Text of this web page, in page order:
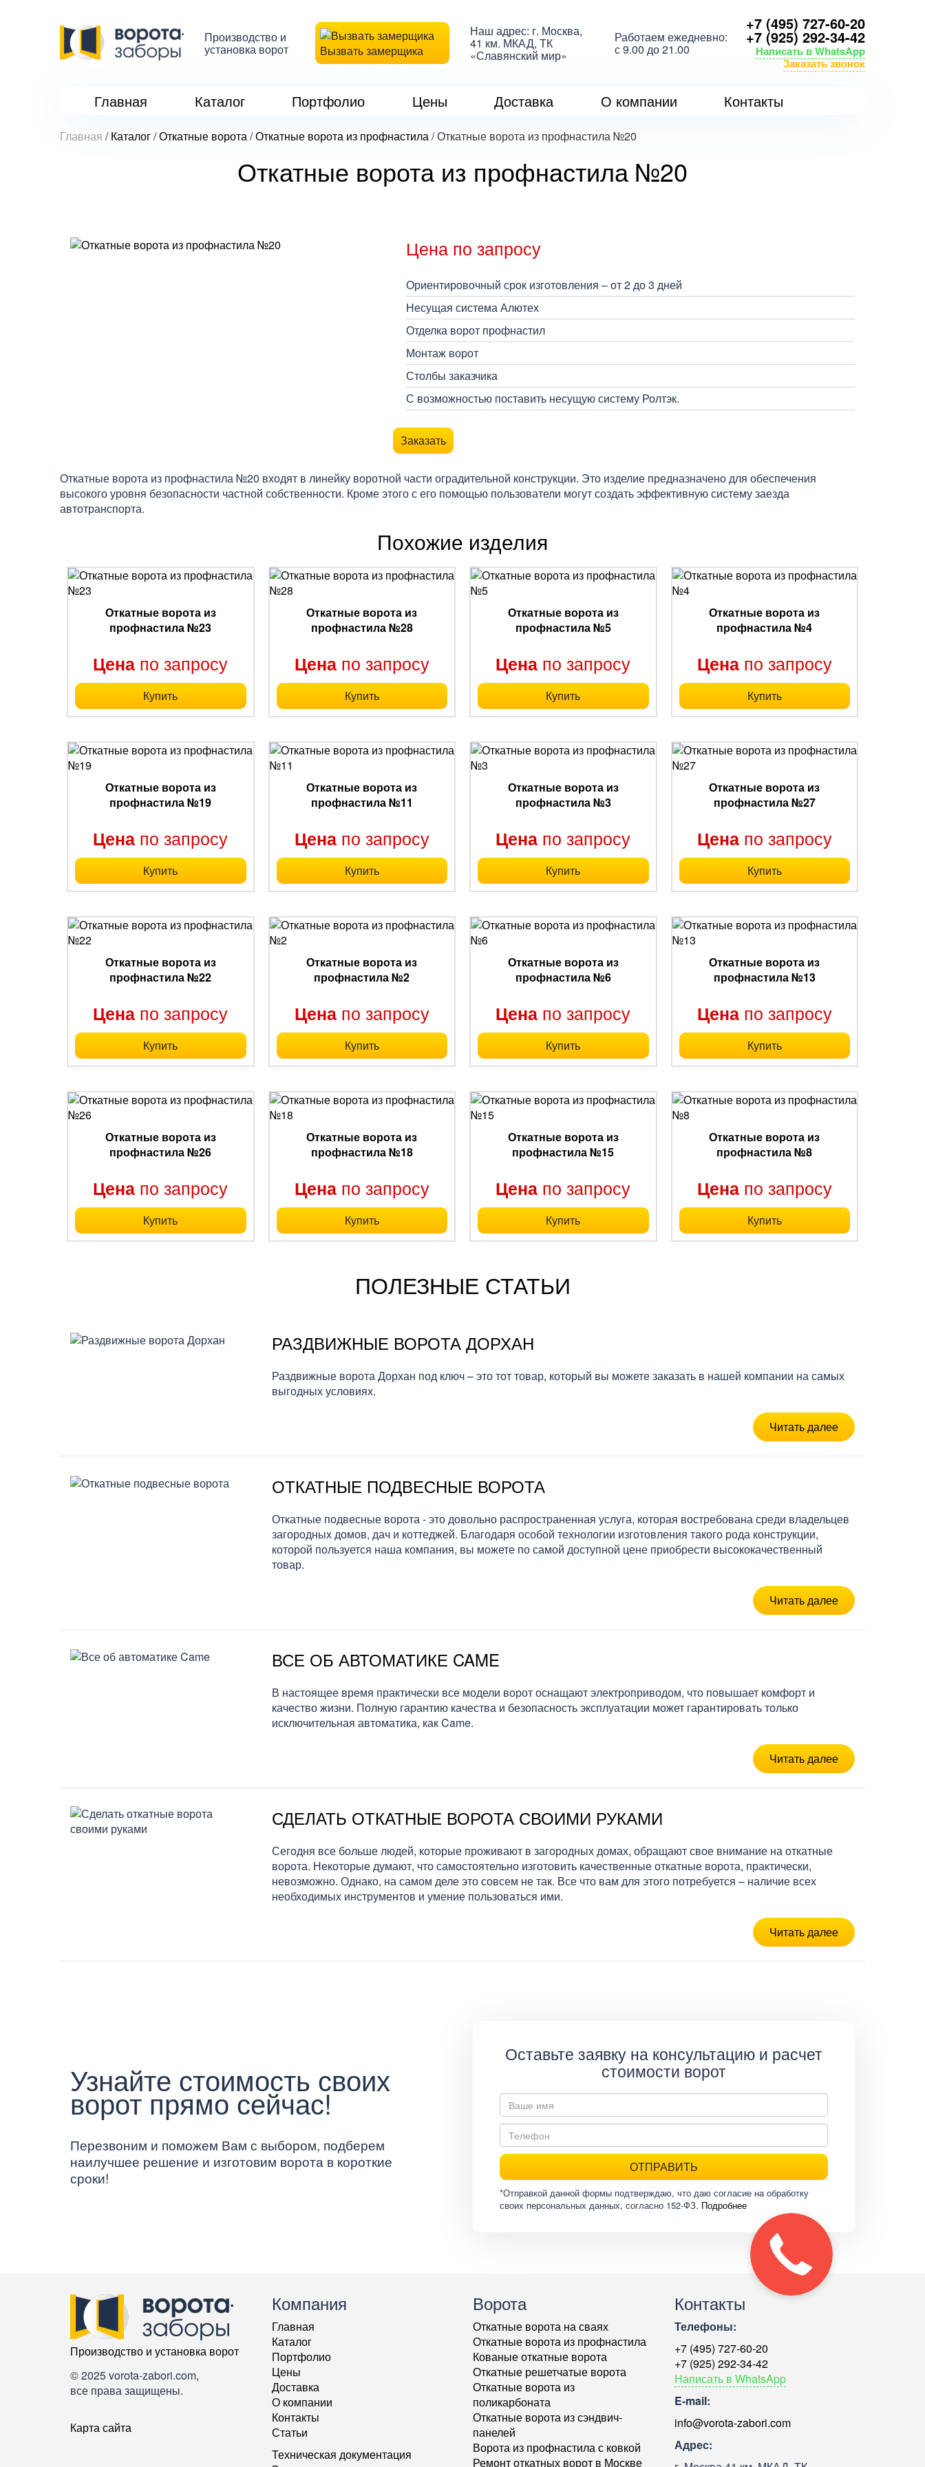
Производство и
установка ворот Вызвать замерщика
Наш адрес: г. Москва,
41 км. МКАД, ТК
«Славянский мир»
Работаем ежедневно:
с 9.00 до 21.00
+7 (495) 727-60-20
+7 (925) 292-34-42
Написать в WhatsApp
Заказать звонок
Главная Каталог Портфолио Цены Доставка О компании Контакты
Главная /Каталог/Откатные ворота/Откатные ворота из профнастила/Откатные ворота из профнастила №20
Откатные ворота из профнастила №20
Цена по запросу
Ориентировочный срок изготовления – от 2 до 3 дней
Несущая система Алютех
Отделка ворот профнастил
Монтаж ворот
Столбы заказчика
С возможностью поставить несущую систему Ролтэк.
Заказать
Откатные ворота из профнастила №20 входят в линейку воротной части оградительной конструкции. Это изделие предназначено для обеспечения
высокого уровня безопасности частной собственности. Кроме этого с его помощью пользователи могут создать эффективную систему заезда
автотранспорта.
Похожие изделия
Откатные ворота из
профнастила №23
Цена по запросу
Купить
Откатные ворота из
профнастила №28
Ценапо запросу
Купить
Откатные ворота из
профнастила №5
Цена по запросу
Купить
Откатные ворота из
профнастила №4
Ценапо запросу
Купить
Откатные ворота из
профнастила №19
Цена по запросу
Купить
Откатные ворота из
профнастила №11
Ценапо запросу
Купить
Откатные ворота из
профнастила №3
Цена по запросу
Купить
Откатные ворота из
профнастила №27
Ценапо запросу
Купить
Откатные ворота из
профнастила №22
Цена по запросу
Купить
Откатные ворота из
профнастила №2
Ценапо запросу
Купить
Откатные ворота из
профнастила №6
Цена по запросу
Купить
Откатные ворота из
профнастила №13
Ценапо запросу
Купить
Откатные ворота из
профнастила №26
Цена по запросу
Купить
Откатные ворота из
профнастила №18
Ценапо запросу
Купить
Откатные ворота из
профнастила №15
Цена по запросу
Купить
Откатные ворота из
профнастила №8
Ценапо запросу
Купить
ПОЛЕЗНЫЕ СТАТЬИ
РАЗДВИЖНЫЕ ВОРОТА ДОРХАН
Раздвижные ворота Дорхан под ключ – это тот товар, который вы можете заказать в нашей компании на самых
выгодных условиях.
Читать далее
ОТКАТНЫЕ ПОДВЕСНЫЕ ВОРОТА
Откатные подвесные ворота - это довольно распространенная услуга, которая востребована среди владельцев
загородных домов, дач и коттеджей. Благодаря особой технологии изготовления такого рода конструкции,
которой пользуется наша компания, вы можете по самой доступной цене приобрести высококачественный
товар.
Читать далее
ВСЕ ОБ АВТОМАТИКЕ CAME
В настоящее время практически все модели ворот оснащают электроприводом, что повышает комфорт и
качество жизни. Полную гарантию качества и безопасность эксплуатации может гарантировать только
исключительная автоматика, как Came.
Читать далее
СДЕЛАТЬ ОТКАТНЫЕ ВОРОТА СВОИМИ РУКАМИ
Сегодня все больше людей, которые проживают в загородных домах, обращают свое внимание на откатные
ворота. Некоторые думают, что самостоятельно изготовить качественные откатные ворота, практически,
невозможно. Однако, на самом деле это совсем не так. Все что вам для этого потребуется – наличие всех
необходимых инструментов и умение пользоваться ими.
Читать далее
Узнайте стоимость своих
ворот прямо сейчас!
Перезвоним и поможем Вам с выбором, подберем
наилучшее решение и изготовим ворота в короткие
сроки!
Оставьте заявку на консультацию и расчет
стоимости ворот
ОТПРАВИТЬ
*Отправкой данной формы подтверждаю, что даю согласие на обработку
своих персональных данных, согласно 152-ФЗ. Подробнее
Производство и установка ворот
© 2025 vorota-zabori.com,
все права защищены.
Карта сайта
Компания
Главная
Каталог
Портфолио
Цены
Доставка
О компании
Контакты
Статьи
Техническая документация
Ворота
Откатные ворота на сваях
Откатные ворота из профнастила
Кованые откатные ворота
Откатные решетчатые ворота
Откатные ворота из
поликарбоната
Откатные ворота из сэндвич-
панелей
Ворота из профнастила с ковкой
Ремонт откатных ворот в Москве
Контакты
Телефоны:
+7 (495) 727-60-20
+7 (925) 292-34-42
Написать в WhatsApp
E-mail:
info@vorota-zabori.com
Адрес: